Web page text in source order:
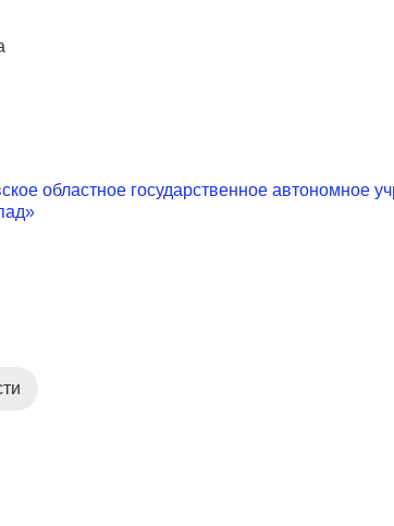
областное государственное автономное